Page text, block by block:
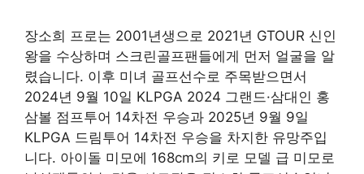
장소희 프로는 2001년생으로 2021년 GTOUR 신인
왕을 수상하며 스크린골프팬들에게 먼저 얼굴을 알
렸습니다. 이후 미녀 골프선수로 주목받으면서
2024년 9월 10일 KLPGA 2024 그랜드·삼대인 홍
삼볼 점프투어 14차전 우승과 2025년 9월 9일
KLPGA 드림투어 14차전 우승을 차지한 유망주입
니다. 아이돌 미모에 168cm의 키로 모델 급 미모로